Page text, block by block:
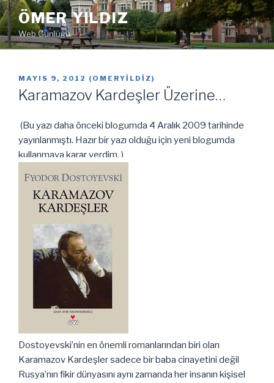
İçeriğe
geç ÖMER YILDIZ
Web Günlüğü
YAYIM
TARIHI
MAYIS 9, 2012 ( OMERYILDIZ)
Karamazov Kardeşler Üzerine…
(Bu yazı daha önceki blogumda 4 Aralık 2009 tarihinde
yayınlanmıştı. Hazır bir yazı olduğu için yeni blogumda
kullanmaya karar verdim. )
Dostoyevski’nin en önemli romanlarından biri olan
Karamazov Kardeşler sadece bir baba cinayetini değil
Rusya’nın fikir dünyasını aynı zamanda her insanın kişisel